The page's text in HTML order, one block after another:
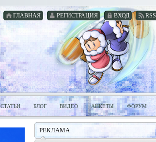
RSS
ВХОД
РЕГИСТРАЦИЯ
ГЛАВНАЯ
СТАТЬИ БЛОГ ВИДЕО АНКЕТЫ ФОРУМ
РЕКЛАМА